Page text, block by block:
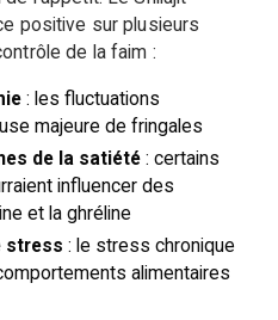
positive sur plusieurs
de la faim :
: les fluctuations
majeure de fringales
de la satiété : certains
influencer des
et la ghréline
stress : le stress chronique
alimentaires